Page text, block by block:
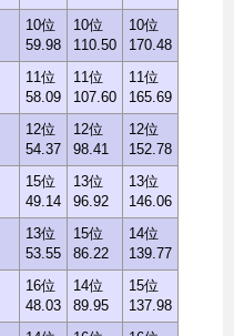
10位
59.98
10位
110.50
10位
170.48
11位
58.09
11位
107.60
11位
165.69
12位
54.37
12位
98.41
12位
152.78
15位
49.14
13位
96.92
13位
146.06
13位
53.55
15位
86.22
14位
139.77
16位
48.03
14位
89.95
15位
137.98